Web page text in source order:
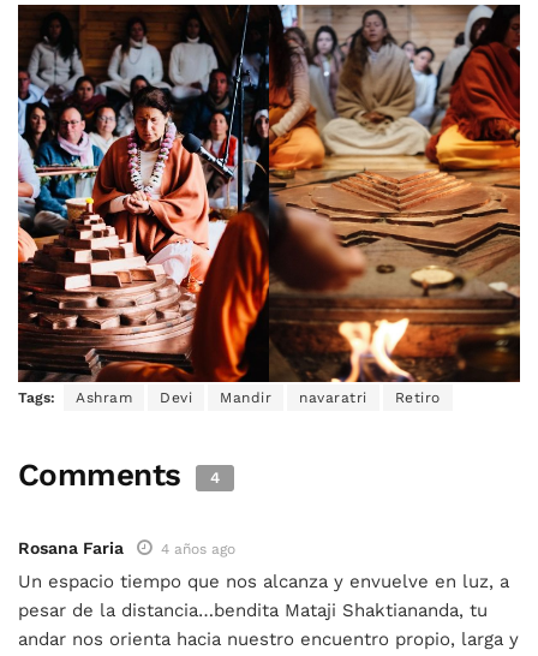
Tags: Ashram Devi Mandir navaratri Retiro
Comments 4
Rosana Faria 4 años ago
Un espacio tiempo que nos alcanza y envuelve en luz, a
pesar de la distancia…bendita Mataji Shaktiananda, tu
andar nos orienta hacia nuestro encuentro propio, larga y